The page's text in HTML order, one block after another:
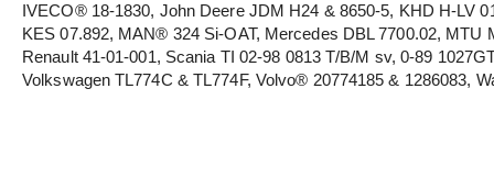
IVECO® 18-1830, John Deere JDM H24 & 8650-5, KHD H-LV
KES 07.892, MAN® 324 Si-OAT, Mercedes DBL 7700.02, MTU
Renault 41-01-001, Scania TI 02-98 0813 T/B/M sv, 0-89
Volkswagen TL774C & TL774F, Volvo® 20774185 & 1286083,